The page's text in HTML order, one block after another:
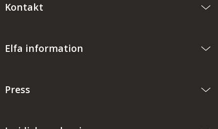
Kontakt
Elfa information
Press